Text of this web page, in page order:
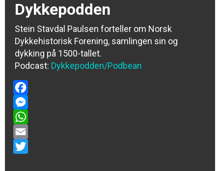
Dykkepodden
Stein Stavdal Paulsen forteller om Norsk
Dykkehistorisk Forening, samlingen sin og
dykking på 1500-tallet.
Podcast: Dykkepodden/Podbean
Facebook
Messenger
WhatsApp
Email